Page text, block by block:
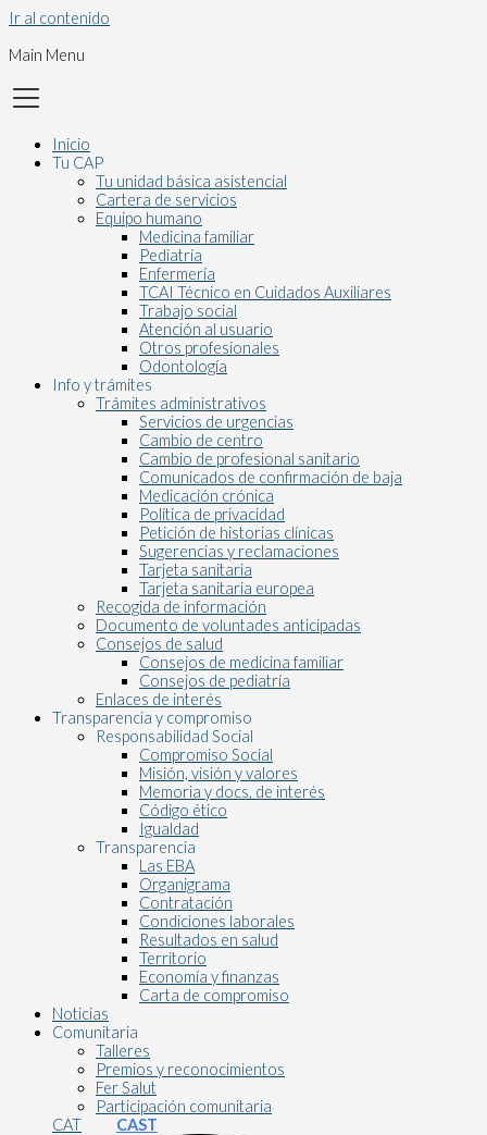
Ir al contenido
Main Menu
Inicio
Tu CAP
Tu unidad básica asistencial
Cartera de servicios
Equipo humano
Medicina familiar
Pediatría
Enfermería
TCAI Técnico en Cuidados Auxiliares
Trabajo social
Atención al usuario
Otros profesionales
Odontología
Info y trámites
Trámites administrativos
Servicios de urgencias
Cambio de centro
Cambio de profesional sanitario
Comunicados de confirmación de baja
Medicación crónica
Política de privacidad
Petición de historias clínicas
Sugerencias y reclamaciones
Tarjeta sanitaria
Tarjeta sanitaria europea
Recogida de información
Documento de voluntades anticipadas
Consejos de salud
Consejos de medicina familiar
Consejos de pediatría
Enlaces de interés
Transparencia y compromiso
Responsabilidad Social
Compromiso Social
Misión, visión y valores
Memoria y docs. de interés
Código ético
Igualdad
Transparencia
Las EBA
Organigrama
Contratación
Condiciones laborales
Resultados en salud
Territorio
Economía y finanzas
Carta de compromiso
Noticias
Comunitaria
Talleres
Premios y reconocimientos
Fer Salut
Participación comunitaria
CAT
CAST